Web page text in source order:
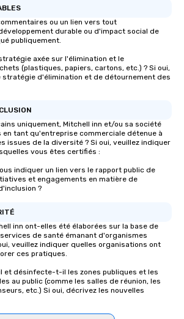
ou un lien vers tout
durable ou d'impact social de
publiquement.
axée sur l'élimination et le
(plastiques, papiers, cartons, etc.) ? Si oui,
stratégie d'élimination et de détournement des
uniquement, Mitchell inn et/ou sa société
tant qu'entreprise commerciale détenue à
issues de la diversité ? Si oui, veuillez indiquer
vous êtes certifiés :
indiquer un lien vers le rapport public de
et engagements en matière de
?
inn ont-elles été élaborées sur la base de
de santé émanant d'organismes
veuillez indiquer quelles organisations ont
ces pratiques.
et désinfecte-t-il les zones publiques et les
au public (comme les salles de réunion, les
etc.) Si oui, décrivez les nouvelles